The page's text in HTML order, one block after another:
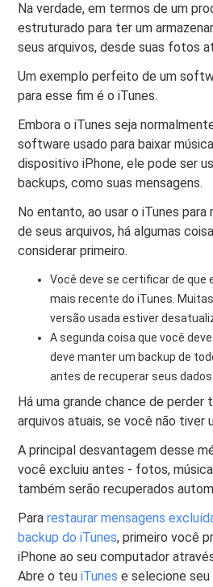
Na verdade, em termos de um
estruturado para ter um
seus arquivos, desde suas fotos
Um exemplo perfeito de um
para esse fim é o iTunes.
Embora o iTunes seja
software usado para baixar
dispositivo iPhone, ele pode ser
backups, como suas mensagens.
No entanto, ao usar o iTunes para
de seus arquivos, há algumas
considerar primeiro.
Você deve se certificar de que
mais recente do iTunes.
versão usada estiver
A segunda coisa que você
deve manter um backup de
antes de recuperar seus dados
Há uma grande chance de perder
arquivos atuais, se você não tiver
A principal desvantagem desse
você excluiu antes - fotos,
também serão recuperados
Pararestaurar mensagens
backup do iTunes, primeiro você
iPhone ao seu computador
Abre o teuiTunese selecione